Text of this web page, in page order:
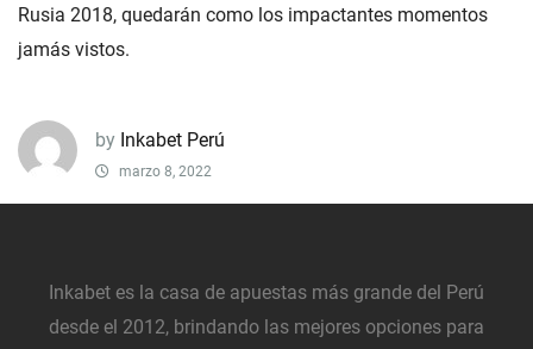
Rusia 2018, quedarán como los impactantes momentos
jamás vistos.
by Inkabet Perú
marzo 8, 2022
Inkabet es la casa de apuestas más grande del Perú
desde el 2012, brindando las mejores opciones para